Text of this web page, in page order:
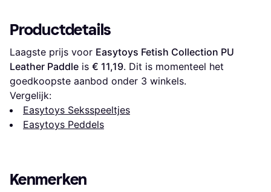
Productdetails
Laagste prijs voor Easytoys Fetish Collection PU
Leather Paddle is € 11,19. Dit is momenteel het
goedkoopste aanbod onder 3 winkels.
Vergelijk:
Easytoys Seksspeeltjes
Easytoys Peddels
Kenmerken